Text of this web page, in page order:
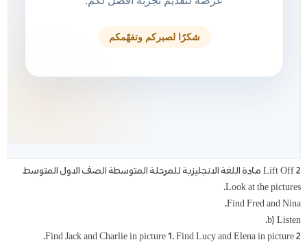
Lift Off 2 مادة اللغة الانجليزية للمرحلة المتوسطة الصف الاول المتوسط
Look at the pictures.
Find Fred and Nina.
b) Listen.
Find Jack and Charlie in picture 1. Find Lucy and Elena in picture 2.